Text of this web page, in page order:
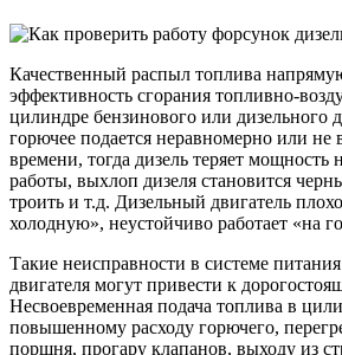
Качественный распыл топлива
эффективность сгорания топливно-
цилиндре бензинового или дизельного
горючее подается неравномерно или
времени, тогда дизель теряет
работы, выхлоп дизеля становится
троить и т.д. Дизельный двигатель
холодную», неустойчиво работает «на
Такие неисправности в системе
двигателя могут привести к
Несвоевременная подача топлива в
повышенному расходу горючего,
поршня, прогару клапанов, выходу из